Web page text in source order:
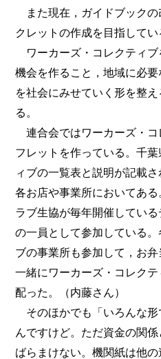
また現在，ガイドブックの
クレットの作成を目指してい
ワーカーズ・コレクティブ
機会を作ること，地域に必
を社会にみせていく形を整
る。
連合会ではワーカーズ・コ
フレットを作っている。千
ィブの一覧表と説明が記載
各お店や事業所においてあ
ラブ生協が毎年開催してい
の一員として参加している
ブの事業所も参加して，お
一緒にワーカーズ・コレク
配った。（内藤さん）
そのほかでも「いろんな形
んですけど。ただ資金の関
ばらまけない。機関紙は他